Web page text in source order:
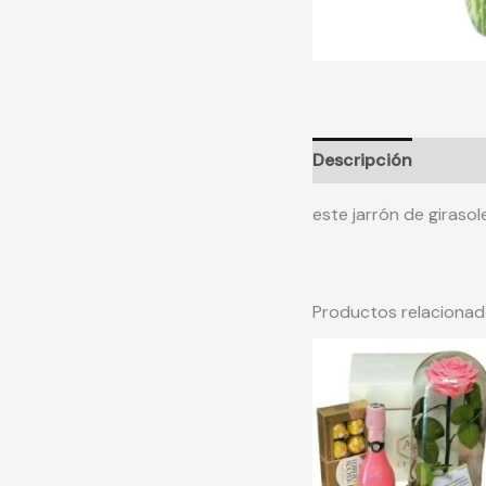
Descripción
este jarrón de
Productos